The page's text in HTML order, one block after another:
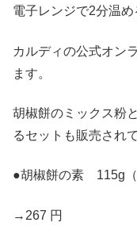
電子レンジで2分温め
カルディの公式オン
ます。
胡椒餅のミックス粉
るセットも販売され
●胡椒餅の素 115g（
→267 円